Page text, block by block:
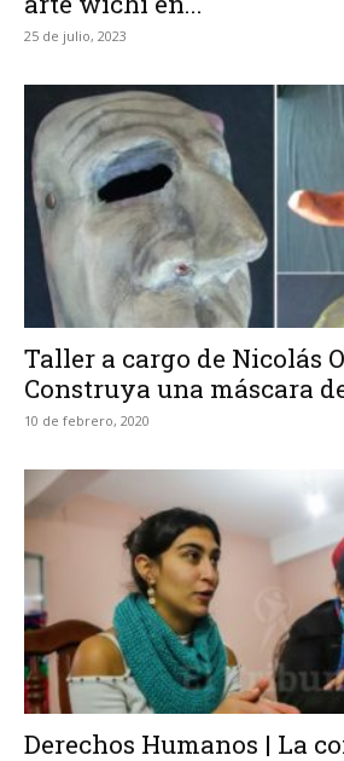
25 de julio, 2023
Taller a cargo de Nicolás
Construya una máscara
10 de febrero, 2020
Derechos Humanos | La